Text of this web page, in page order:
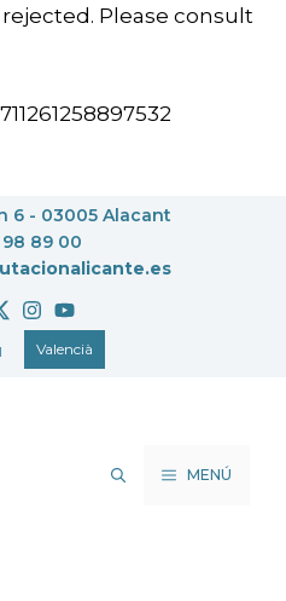
Please consult
6 - 03005 Alacant
98 89 00
Valencià
MENÚ